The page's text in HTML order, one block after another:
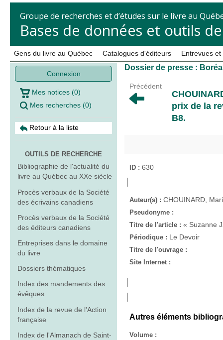
Groupe de recherches et d’études sur le livre au
Bases de données et outils
Gens du livre au Québec Catalogues d'éditeurs Entrevues
Connexion
Mes notices (0)
Mes recherches (0)
Retour à la liste
OUTILS DE RECHERCHE
Bibliographie de l'actualité du
livre au Québec au XXe siècle
Procès verbaux de la Société
des écrivains canadiens
Procès verbaux de la Société
des éditeurs canadiens
Entreprises dans le domaine
du livre
Dossiers thématiques
Index des mandements des
évêques
Index de la revue de l'Action
française
Index de l'Almanach de Saint-
Dossier de presse :
Précédent
prix de la
B8.
ID : 630
Auteur(s) : CHOUINARD,
Pseudonyme :
Titre de l'article : « Suzanne
Périodique : Le Devoir
Titre de l'ouvrage :
Site Internet :
Autres éléments
Volume :